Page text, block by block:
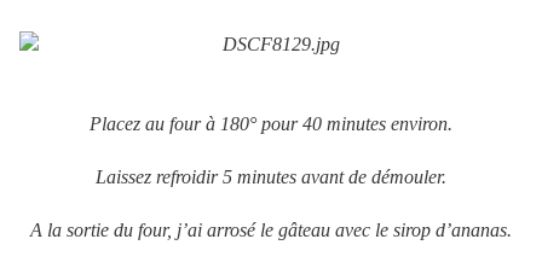
Placez au four à 180° pour 40 minutes environ.
Laissez refroidir 5 minutes avant de démouler.
A la sortie du four, j’ai arrosé le gâteau avec le sirop d’ananas.